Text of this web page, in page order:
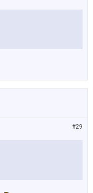
#29